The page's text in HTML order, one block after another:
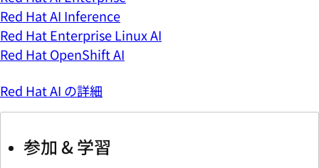
Red Hat AI Inference
Red Hat Enterprise Linux AI
Red Hat OpenShift AI
Red Hat AI の詳細
参加 & 学習